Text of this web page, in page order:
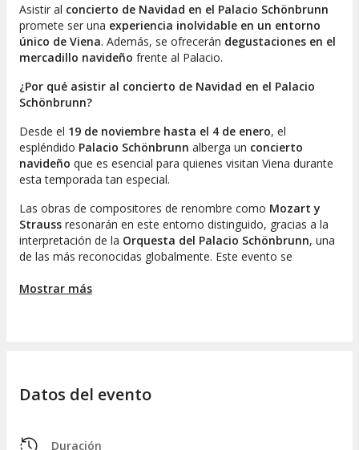
Asistir al concierto de Navidad en el Palacio Schönbrunn
promete ser una experiencia inolvidable en un entorno
único de Viena. Además, se ofrecerán degustaciones en el
mercadillo navideño frente al Palacio.
¿Por qué asistir al concierto de Navidad en el Palacio
Schönbrunn?
Desde el 19 de noviembre hasta el 4 de enero, el
espléndido Palacio Schönbrunn alberga un concierto
navideño que es esencial para quienes visitan Viena durante
esta temporada tan especial.
Las obras de compositores de renombre como Mozart y
Strauss resonarán en este entorno distinguido, gracias a la
interpretación de la Orquesta del Palacio Schönbrunn, una
de las más reconocidas globalmente. Este evento se
de Schönbrunn
de un evento tan especial.
Mostrar más
Datos del evento
Duración